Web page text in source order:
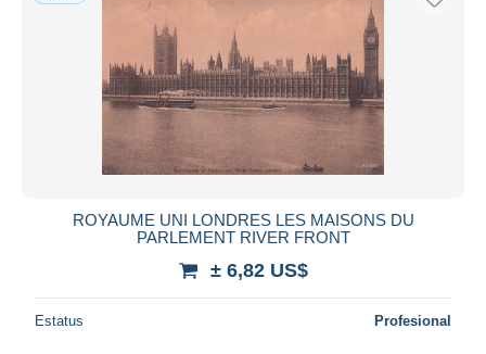
ROYAUME UNI LONDRES LES MAISONS DU
PARLEMENT RIVER FRONT
± 6,82 US$
Estatus Profesional